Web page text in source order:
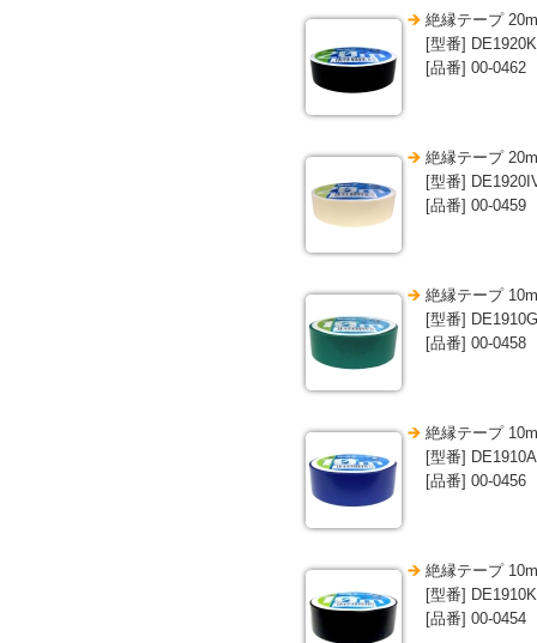
絶縁テープ
[型番] DE1920K
[品番] 00-0462
絶縁テープ
[型番]
[品番] 00-0459
絶縁テープ
[型番] DE1910G
[品番] 00-0458
絶縁テープ
[型番] DE1910A
[品番] 00-0456
絶縁テープ
[型番] DE1910K
[品番] 00-0454